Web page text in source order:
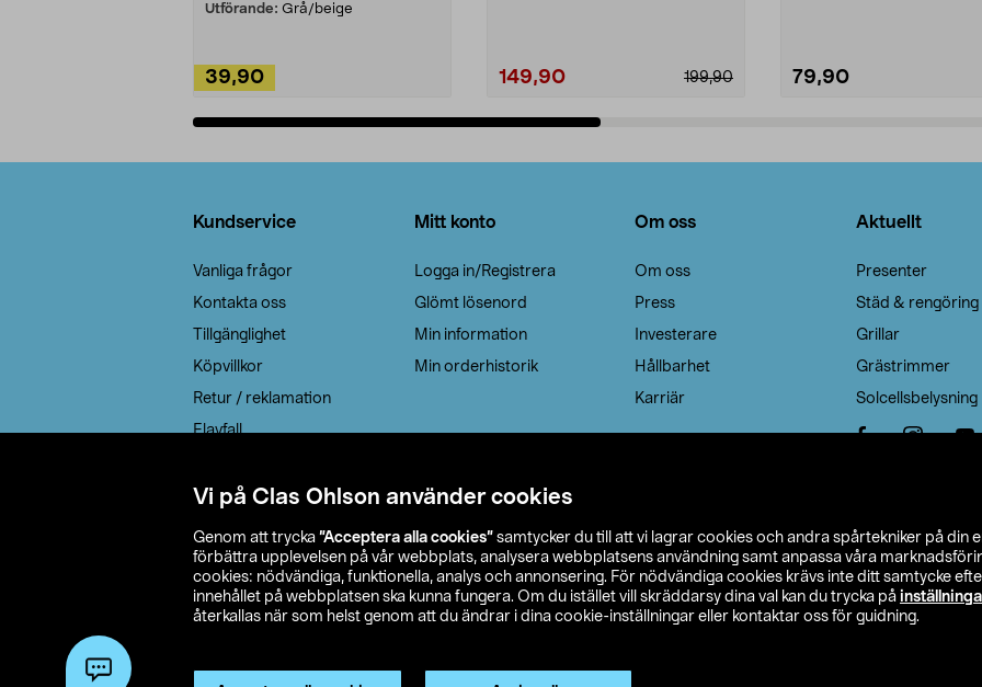
Vi på Clas Ohlson använder cookies
Genom att trycka ”Acceptera alla cookies” samtycker du till att vi lagrar cookies och andra spårtekniker på din
förbättra upplevelsen på vår webbplats, analysera webbplatsens användning samt anpassa våra
cookies: nödvändiga, funktionella, analys och annonsering. För nödvändiga cookies krävs inte ditt samtycke
innehållet på webbplatsen ska kunna fungera. Om du istället vill skräddarsy dina val kan du trycka på
återkallas när som helst genom att du ändrar i dina cookie-inställningar eller kontaktar oss för guidning.
Utförande: Grå/beige
39,90 199,90
149,90 79,90
Kundservice
Vanliga frågor
Kontakta oss
Tillgänglighet
Köpvillkor
Retur / reklamation
Elavfall
Leveransalternativ
Mitt konto
Logga in/Registrera
Glömt lösenord
Min information
Min orderhistorik
Om oss
Om oss
Press
Investerare
Hållbarhet
Karriär
Aktuellt
Presenter
Städ & rengöring
Grillar
Grästrimmer
Solcellsbelysning